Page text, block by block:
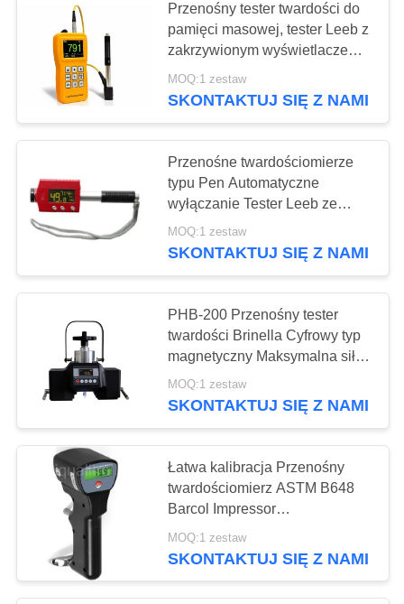
WYCIECZKA
FABRYCE
KONTROLA
JAKOŚCI
PRIVACY
POLICY
Przenośny tester twardości do
pamięci masowej, tester Leeb z
zakrzywionym wyświetlaczem /
konwersją wagi
MOQ:1 zestaw
SKONTAKTUJ SIĘ Z NAMI
Przenośne twardościomierze
typu Pen Automatyczne
wyłączanie Tester Leeb ze
skalami HRC / HRB
MOQ:1 zestaw
SKONTAKTUJ SIĘ Z NAMI
PHB-200 Przenośny tester
twardości Brinella Cyfrowy typ
magnetyczny Maksymalna siła
187,5 kg
MOQ:1 zestaw
SKONTAKTUJ SIĘ Z NAMI
Łatwa kalibracja Przenośny
twardościomierz ASTM B648
Barcol Impressor
Twardościomierz
MOQ:1 zestaw
SKONTAKTUJ SIĘ Z NAMI